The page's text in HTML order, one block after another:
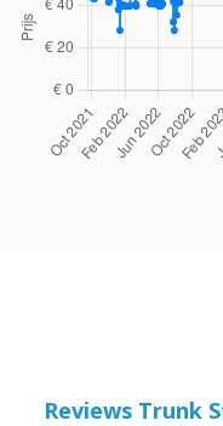
Reviews Trunk